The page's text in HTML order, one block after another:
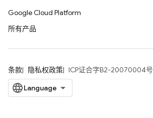
Google Cloud Platform
所有产品
条款 隐私权政策 ICP证合字B2-20070004号